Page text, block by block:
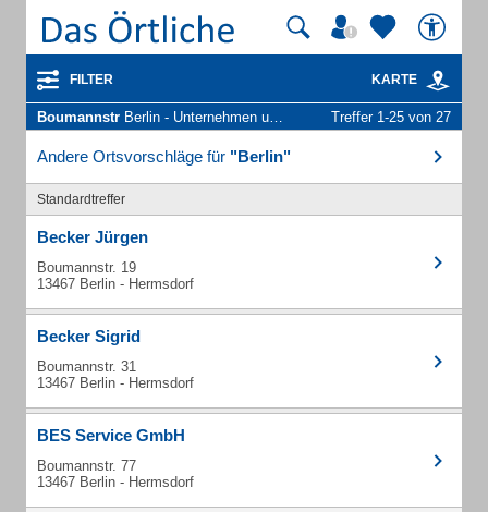
FILTER KARTE
Boumannstr Berlin - Unternehmen und Personen Treffer 1-25 von 27
Andere Ortsvorschläge für "Berlin"
Standardtreffer
Becker Jürgen
Boumannstr. 19
13467 Berlin - Hermsdorf
Becker Sigrid
Boumannstr. 31
13467 Berlin - Hermsdorf
BES Service GmbH
Boumannstr. 77
13467 Berlin - Hermsdorf